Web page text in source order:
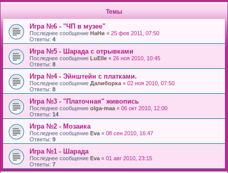
Темы
Игра №6 - "ЧП в музее"
Последнее сообщение НаНи « 25 фев 2011, 07:50
Ответы: 4
Игра №5 - Шарада с отрывками
Последнее сообщение LuElle « 26 ноя 2010, 10:45
Ответы: 8
Игра №4 - Эйнштейн с платками.
Последнее сообщение Далиборка « 02 ноя 2010, 07:50
Ответы: 8
Игра №3 - "Платочная" живопись
Последнее сообщение olga-maa « 06 окт 2010, 12:00
Ответы: 14
Игра №2 - Мозаика
Последнее сообщение Eva « 08 сен 2010, 16:47
Ответы: 9
Игра №1 - Шарада
Последнее сообщение Eva « 01 авг 2010, 23:15
Ответы: 7